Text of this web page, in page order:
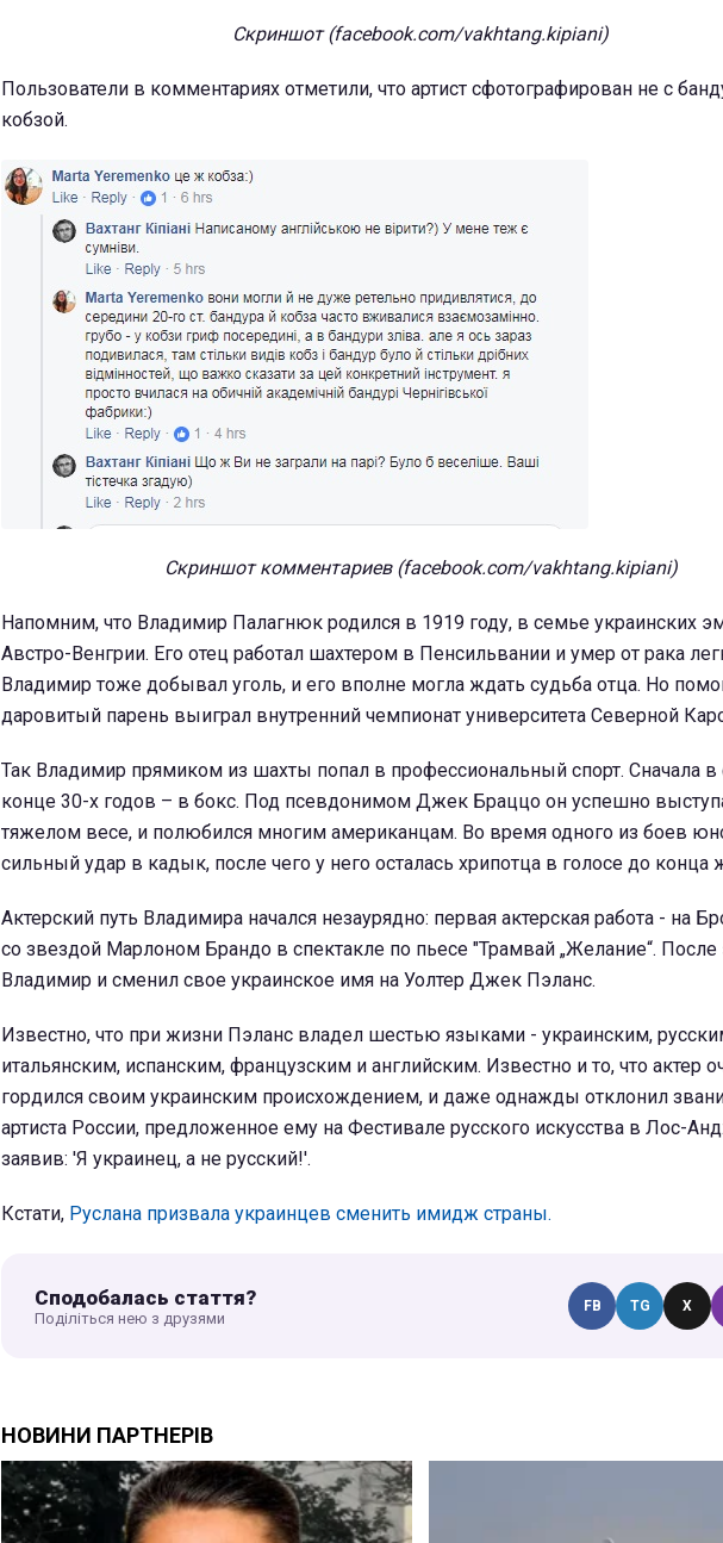
Скриншот (facebook.com/vakhtang.kipiani)
Пользователи в комментариях отметили, что артист сфотографирован не с
кобзой.
Скриншот комментариев (facebook.com/vakhtang.kipiani)
Напомним, что Владимир Палагнюк родился в 1919 году, в семье украинских
Австро-Венгрии. Его отец работал шахтером в Пенсильвании и умер от рака
Владимир тоже добывал уголь, и его вполне могла ждать судьба отца. Но
даровитый парень выиграл внутренний чемпионат университета Северной
Так Владимир прямиком из шахты попал в профессиональный спорт. Сначала в
конце 30-х годов – в бокс. Под псевдонимом Джек Браццо он успешно
тяжелом весе, и полюбился многим американцам. Во время одного из боев
сильный удар в кадык, после чего у него осталась хрипотца в голосе до конца
Актерский путь Владимира начался незаурядно: первая актерская работа - на
со звездой Марлоном Брандо в спектакле по пьесе "Трамвай „Желание“. После
Владимир и сменил свое украинское имя на Уолтер Джек Пэланс.
Известно, что при жизни Пэланс владел шестью языками - украинским,
итальянским, испанским, французским и английским. Известно и то, что актер
гордился своим украинским происхождением, и даже однажды отклонил
артиста России, предложенное ему на Фестивале русского искусства в Лос-
заявив: 'Я украинец, а не русский!'.
Кстати, Руслана призвала украинцев сменить имидж страны.
Сподобалась стаття?
Поділіться нею з друзями
FB TG X